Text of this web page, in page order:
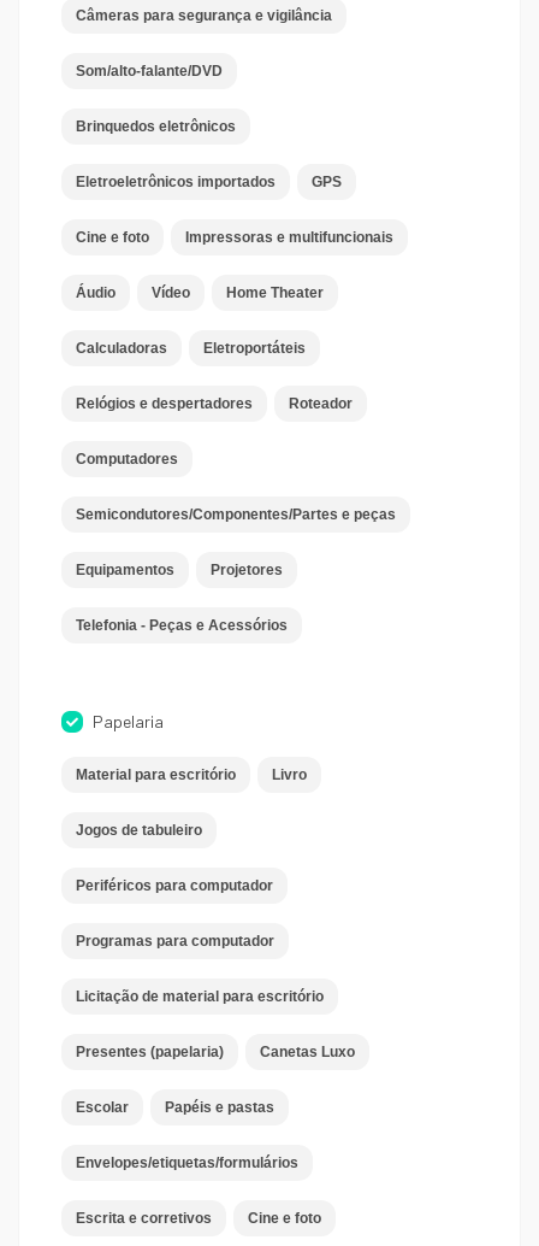
Câmeras para segurança e vigilância
Som/alto-falante/DVD
Brinquedos eletrônicos
Eletroeletrônicos importados GPS
Cine e foto Impressoras e multifuncionais
Áudio Vídeo Home Theater
Calculadoras Eletroportáteis
Relógios e despertadores Roteador
Computadores
Semicondutores/Componentes/Partes e peças
Equipamentos Projetores
Telefonia - Peças e Acessórios
Papelaria
Material para escritório Livro
Jogos de tabuleiro
Periféricos para computador
Programas para computador
Licitação de material para escritório
Presentes (papelaria) Canetas Luxo
Escolar Papéis e pastas
Envelopes/etiquetas/formulários
Escrita e corretivos Cine e foto